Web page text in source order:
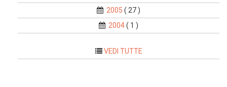
2005 ( 27 )
2004( 1 )
VEDI TUTTE